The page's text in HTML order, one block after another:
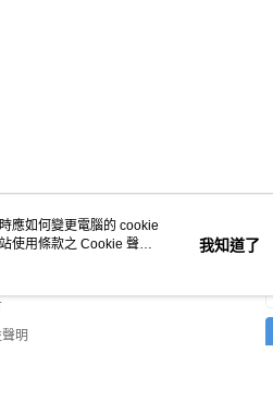
明
應如何變更電腦的 cookie
使用條款之 Cookie 聲明
我知道了